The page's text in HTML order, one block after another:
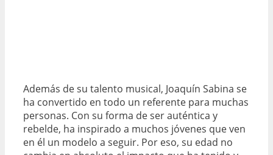
Además de su talento musical, Joaquín Sabina se
ha convertido en todo un referente para muchas
personas. Con su forma de ser auténtica y
rebelde, ha inspirado a muchos jóvenes que ven
en él un modelo a seguir. Por eso, su edad no